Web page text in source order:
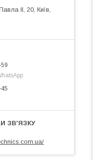
ІІ, 20, Київ,